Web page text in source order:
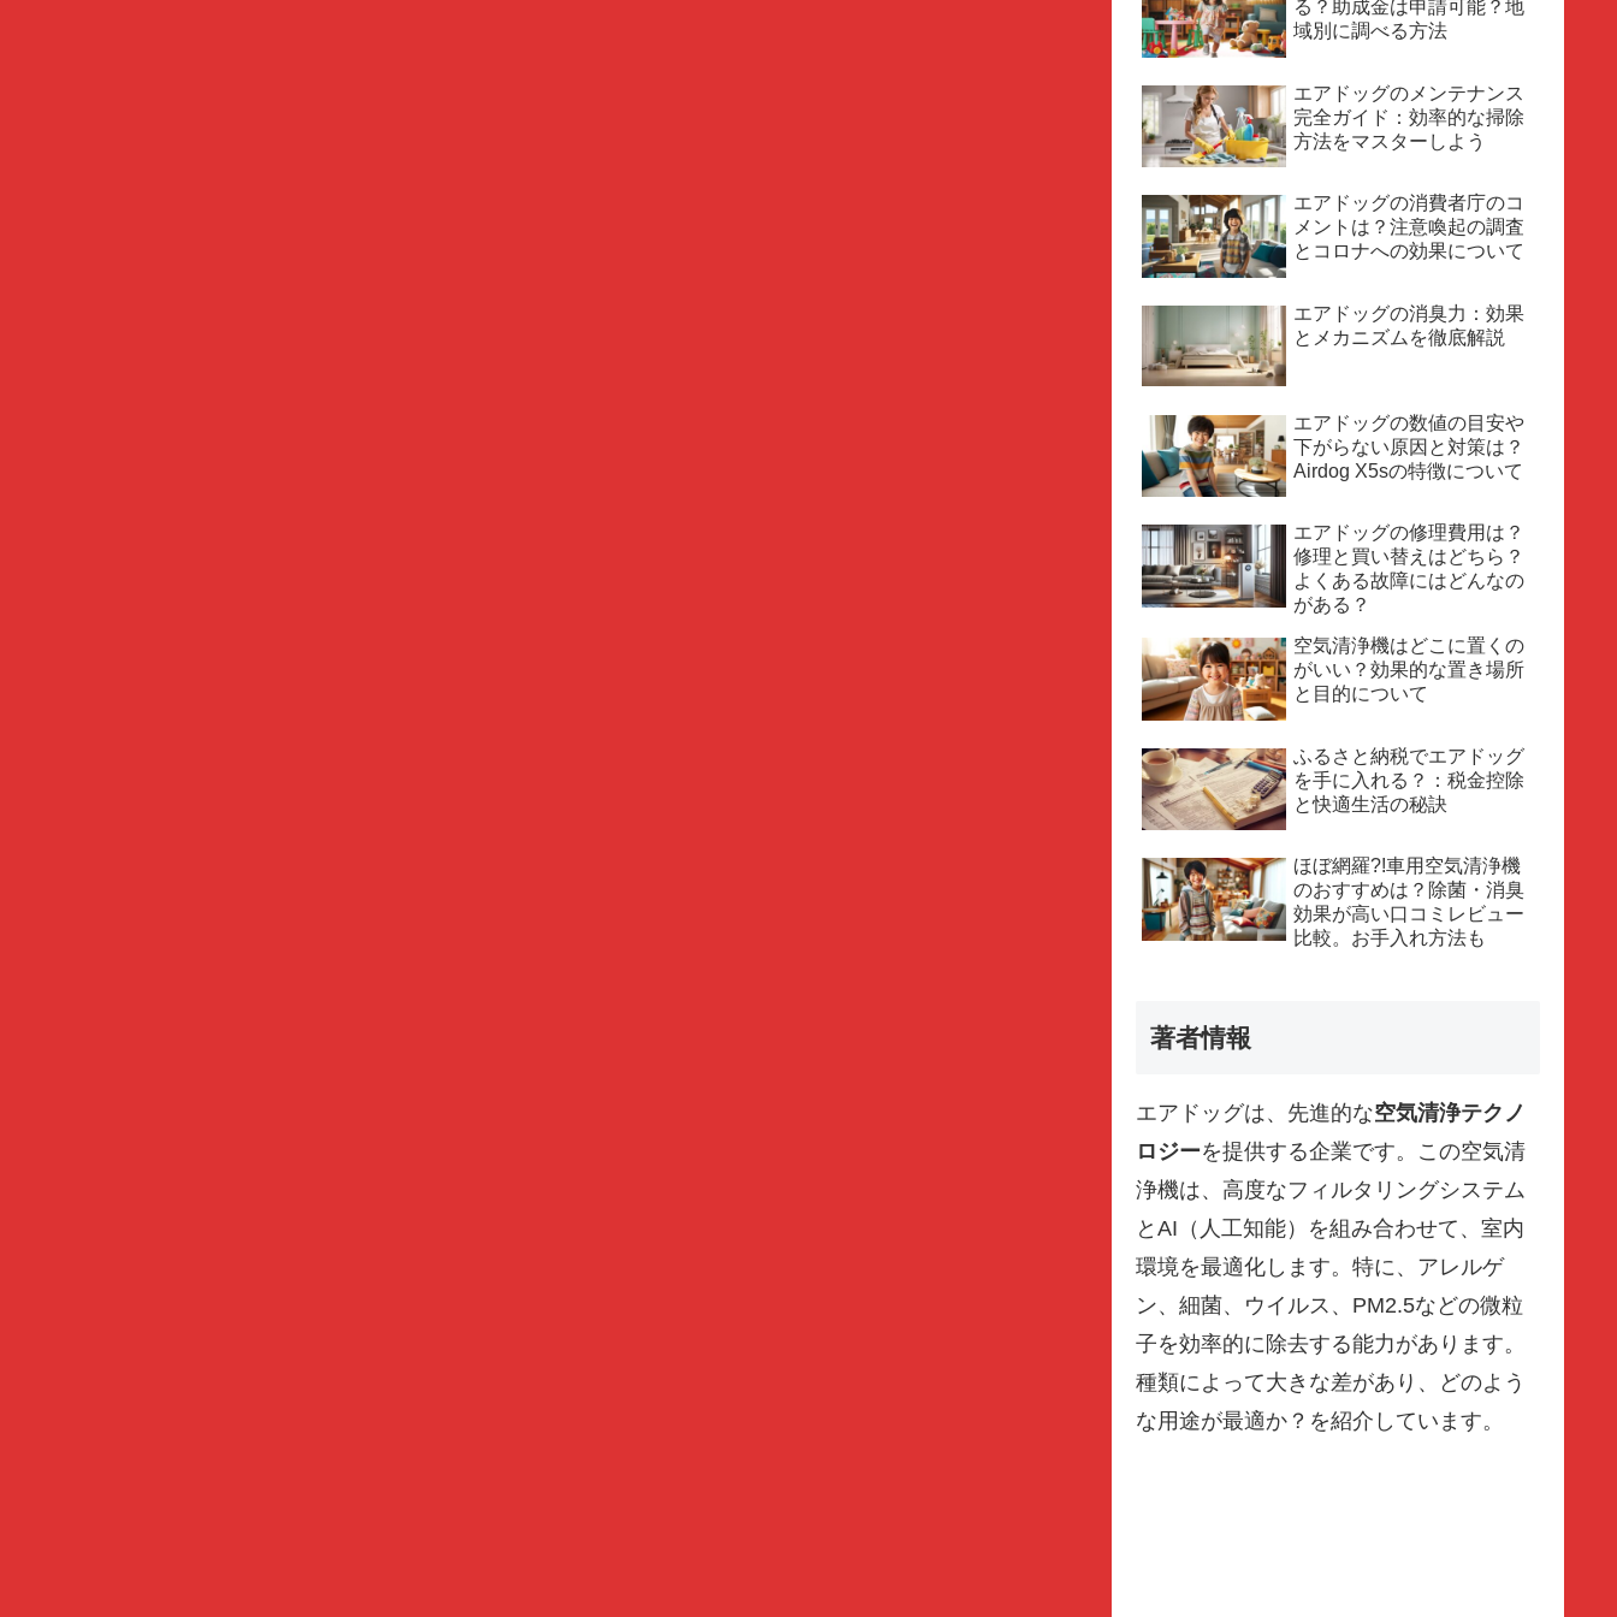
る？助成金は申請可能？地
域別に調べる方法
エアドッグのメンテナンス
完全ガイド：効率的な掃除
方法をマスターしよう
エアドッグの消費者庁のコ
メントは？注意喚起の調査
とコロナへの効果について
エアドッグの消臭力：効果
とメカニズムを徹底解説
エアドッグの数値の目安や
下がらない原因と対策は？
Airdog X5sの特徴について
エアドッグの修理費用は？
修理と買い替えはどちら？
よくある故障にはどんなの
がある？
空気清浄機はどこに置くの
がいい？効果的な置き場所
と目的について
ふるさと納税でエアドッグ
を手に入れる？：税金控除
と快適生活の秘訣
ほぼ網羅?!車用空気清浄機
のおすすめは？除菌・消臭
効果が高い口コミレビュー
比較。お手入れ方法も
著者情報
エアドッグは、先進的な空気清浄テクノ
ロジーを提供する企業です。この空気清
浄機は、高度なフィルタリングシステム
とAI（人工知能）を組み合わせて、室内
環境を最適化します。特に、アレルゲ
ン、細菌、ウイルス、PM2.5などの微粒
子を効率的に除去する能力があります。
種類によって大きな差があり、どのよう
な用途が最適か？を紹介しています。